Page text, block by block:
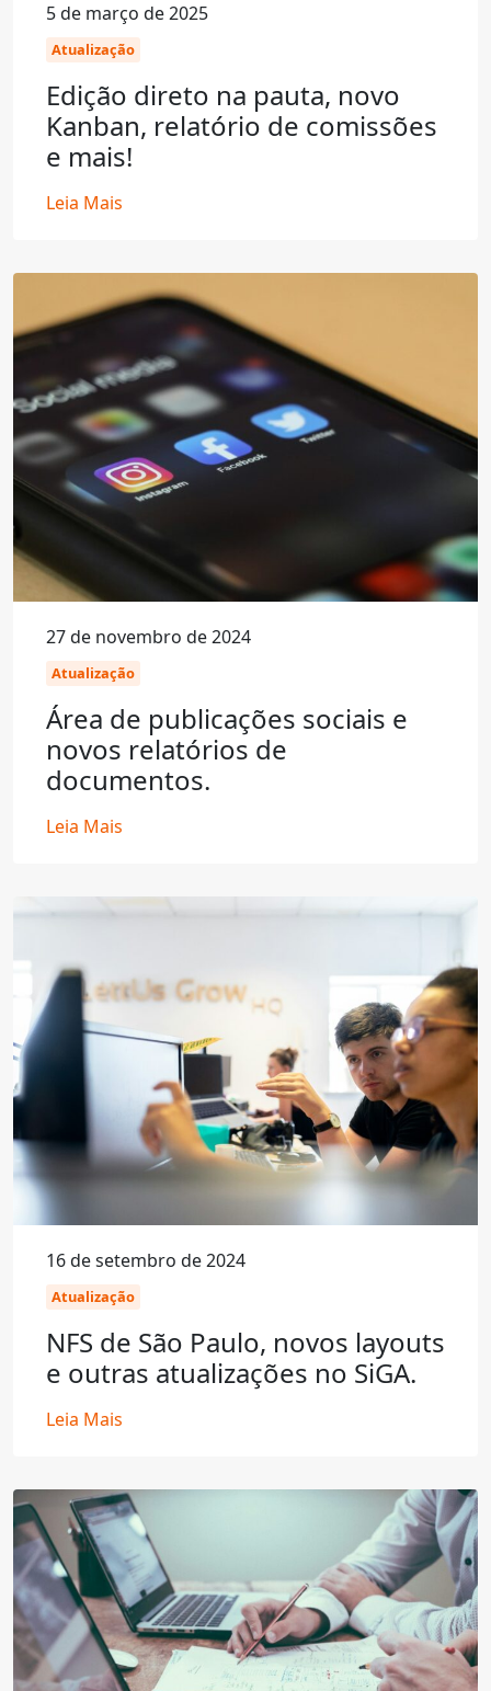
5 de março de 2025
Atualização
Edição direto na pauta, novo
Kanban, relatório de comissões
e mais!
Leia Mais
27 de novembro de 2024
Atualização
Área de publicações sociais e
novos relatórios de
documentos.
Leia Mais
16 de setembro de 2024
Atualização
NFS de São Paulo, novos layouts
e outras atualizações no SiGA.
Leia Mais